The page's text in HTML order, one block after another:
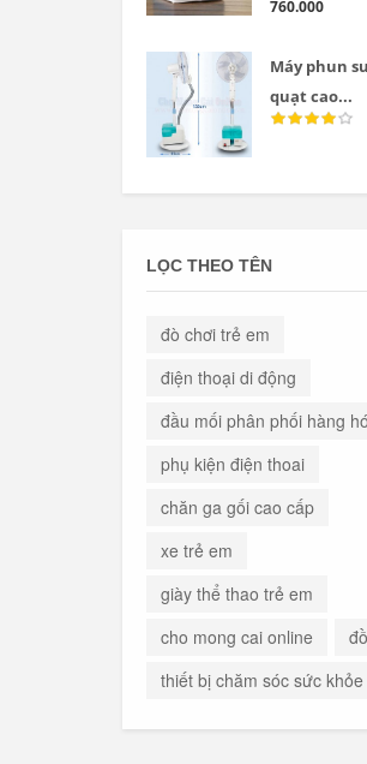
760.000
Máy phun
quạt cao...
LỌC THEO TÊN
đò chơi trẻ em
điện thoại di động
đầu mối phân phối hàng
phụ kiện điện thoai
chăn ga gối cao cấp
xe trẻ em
giày thể thao trẻ em
cho mong cai online
thiết bị chăm sóc sức khỏe